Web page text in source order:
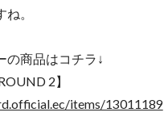
。
商品はコチラ↓
2】
items/13011189